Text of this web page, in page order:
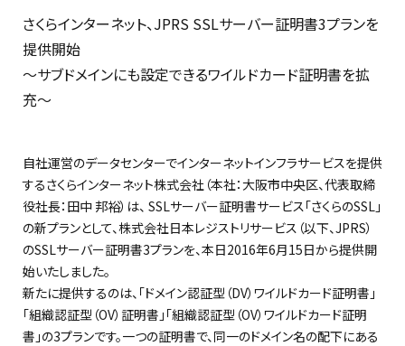
さくらインターネット、JPRS SSLサーバー証明書3プランを
提供開始
〜サブドメインにも設定できるワイルドカード証明書を拡
充〜
自社運営のデータセンターでインターネットインフラサービスを提供
するさくらインターネット株式会社（本社：大阪市中央区、代表取締
役社長：田中 邦裕）は、 SSLサーバー証明書サービス「さくらのSSL」
の新プランとして、株式会社日本レジストリサービス（以下、JPRS）
のSSLサーバー証明書3プランを、本日2016年6月15日から提供開
始いたしました。
新たに提供するのは、「ドメイン認証型（DV）ワイルドカード証明書」
「組織認証型（OV）証明書」「組織認証型（OV）ワイルドカード証明
書」の3プランです。一つの証明書で、同一のドメイン名の配下にある